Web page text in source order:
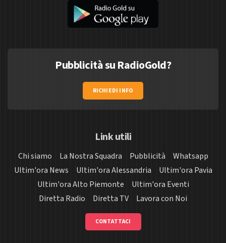
Pubblicità su RadioGold?
RICHIEDI INFO
Link utili
Chi siamo La Nostra Squadra Pubblicità
Whatsapp
Ultim'ora News
Ultim'ora Alessandria
Ultim'ora Pavia
Ultim'ora Alto Piemonte
Ultim'ora Eventi
Diretta Radio
Diretta TV Lavora con Noi
CONTATTACI